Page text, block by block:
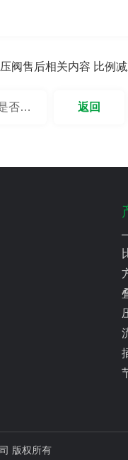
阀售后相关内容 比例
否提 返回
版权所有